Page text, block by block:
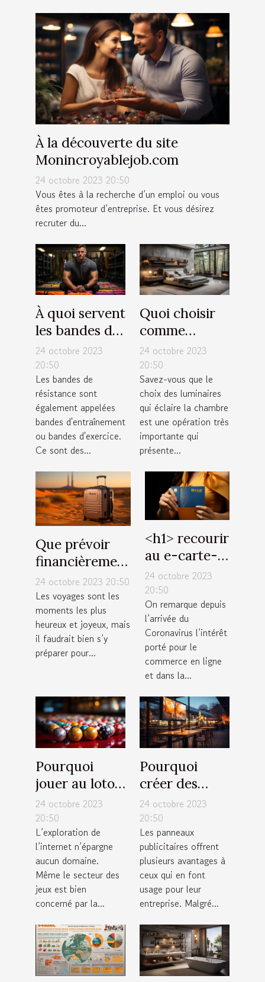
À la découverte du site
Monincroyablejob.com
24 octobre 2023 20:50
Vous êtes à la recherche d’un emploi ou vous
êtes promoteur d’entreprise. Et vous désirez
recruter du...
À quoi servent
les bandes de
résistance ?
24 octobre 2023
20:50
Les bandes de
résistance sont
également appelées
bandes d'entraînement
ou bandes d'exercice.
Ce sont des...
Quoi choisir
comme
luminaires
pour sa
chambre ?
24 octobre 2023
20:50
Savez-vous que le
choix des luminaires
qui éclaire la chambre
est une opération très
importante qui
présente...
Que prévoir
financièrement
pour un
voyage à
Dubaï ?
24 octobre 2023 20:50
Les voyages sont les
moments les plus
heureux et joyeux, mais
il faudrait bien s’y
préparer pour...
˂h1˃ recourir
au e-carte-
bleue : quels
avantages
˂/h1˃
24 octobre 2023
20:50
On remarque depuis
l’arrivée du
Coronavirus l’intérêt
porté pour le
commerce en ligne
et dans la...
Pourquoi
jouer au loto
en ligne en
France ?
24 octobre 2023
20:50
L’exploration de
l’internet n’épargne
aucun domaine.
Même le secteur des
jeux est bien
concerné par la...
Pourquoi
créer des
panneaux
publicitaires
pour votre
entreprise ?
24 octobre 2023
20:50
Les panneaux
publicitaires offrent
plusieurs avantages à
ceux qui en font
usage pour leur
entreprise. Malgré...